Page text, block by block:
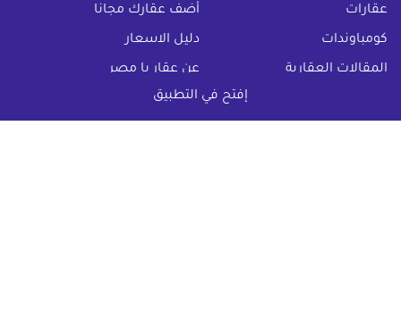
إفتح في التطبيق
عقارات أضف عقارك مجانا
كومباوندات دليل الاسعار
المقالات العقارية عن عقار يا مصر
تواصل معنا